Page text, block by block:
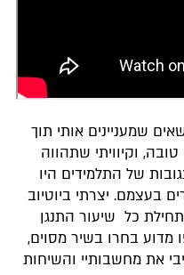
שמעניינים אותי תוך
וקיוויתי שתהווה
של התלמידים היו
בעצמם. יצרתי ביוטיוב
כל שיעור התנגן
מדוע בחרו בשיר מסוים,
את מחשבותיי והשיחות